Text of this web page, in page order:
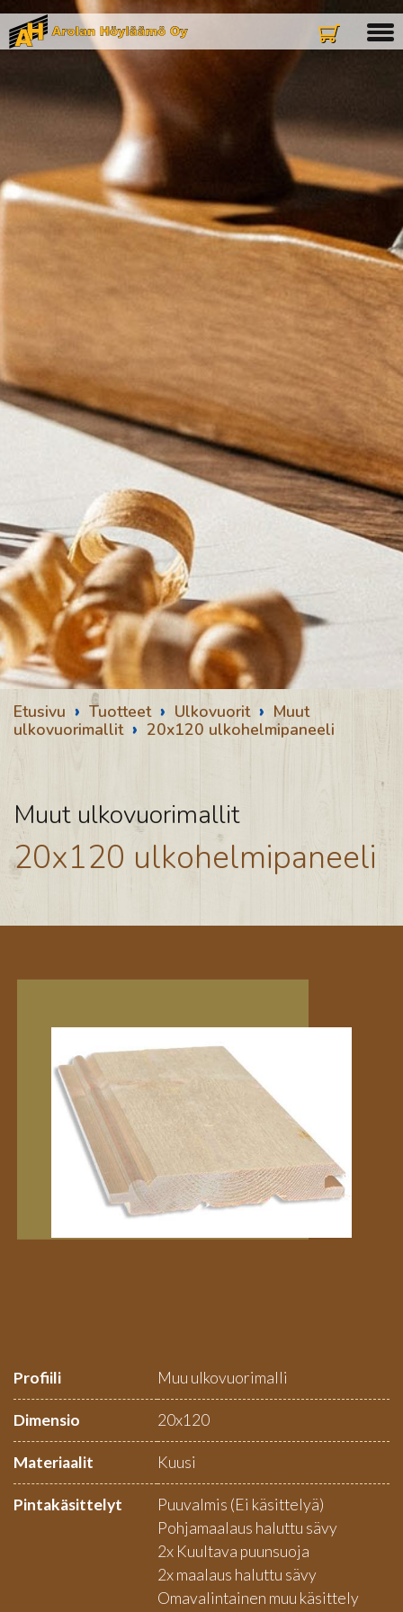
Etusivu › Tuotteet › Ulkovuorit › Muut
ulkovuorimallit › 20x120 ulkohelmipaneeli
Muut ulkovuorimallit
20x120 ulkohelmipaneeli
Profiili Muu ulkovuorimalli
Dimensio 20x120
Materiaalit Kuusi
Pintakäsittelyt
Puuvalmis (Ei käsittelyä)
Pohjamaalaus haluttu sävy
2x Kuultava puunsuoja
2x maalaus haluttu sävy
Omavalintainen muu käsittely